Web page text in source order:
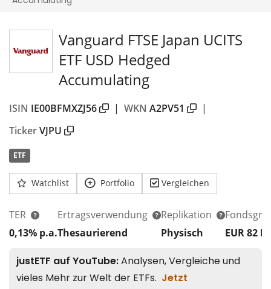
Vanguard FTSE Japan UCITS
ETF USD Hedged
Accumulating
ISIN IE00BFMXZJ56 | WKN A2PV51
|
TickerVJPU
ETF
Watchlist Portfolio Vergleichen
TER
0,13% p.a.
Ertragsverwendung
Thesaurierend
Replikation
Physisch
EUR 82